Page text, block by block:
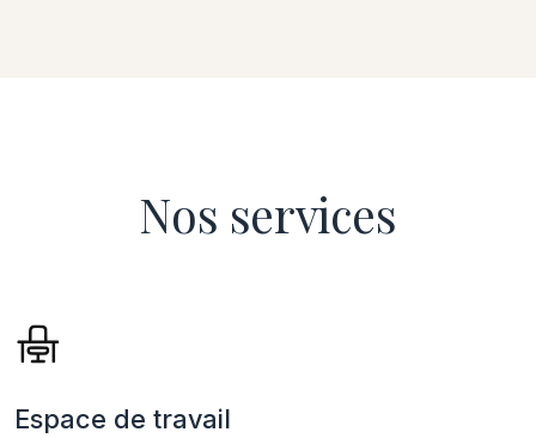
Nos services
Espace de travail